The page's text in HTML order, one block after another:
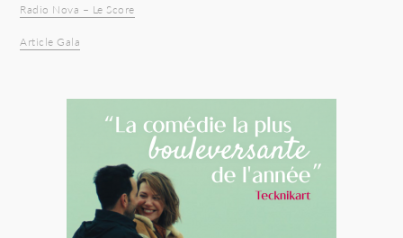
Radio Nova – Le Score
Article Gala